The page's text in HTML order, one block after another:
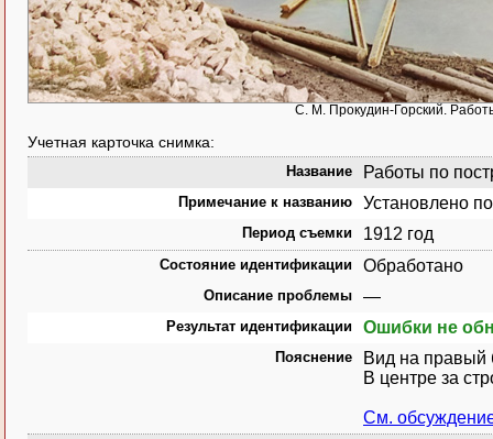
С. М. Прокудин-Горский.
Учетная карточка снимка:
Название Работы по
Примечание к названию Установлено
Период съемки 1912 год
Состояние идентификации Обработано
Описание проблемы —
Результат идентификации Ошибки не
Пояснение
Вид на правый
В центре за
См.